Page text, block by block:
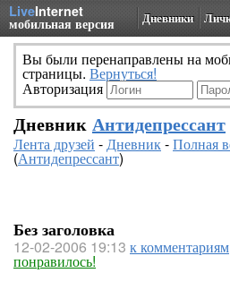
LiveInternet
мобильная версия Дневники
Вы были перенаправлены на
страницы. Вернуться!
Авторизация
Дневник Антидепрессант
Лента друзей -Дневник-Полная
(Антидепрессант)
Без заголовка
12-02-2006 19:13 к комментариям
понравилось!